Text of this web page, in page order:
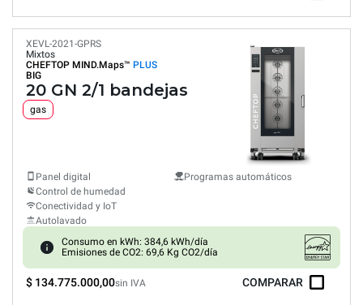
XEVL-2021-GPRS
Mixtos
CHEFTOP MIND.Maps™ PLUS
BIG
20 GN 2/1 bandejas
gas
Panel digital
Control de humedad
Conectividad y IoT
Autolavado
Programas automáticos
Consumo en kWh: 384,6 kWh/día
Emisiones de CO2: 69,6 Kg CO2/día
$ 134.775.000,00sin IVA COMPARAR